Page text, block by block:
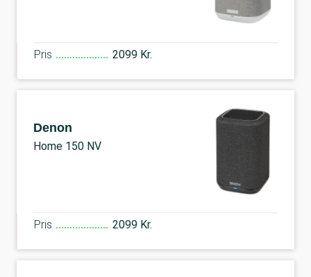
Pris 2099 Kr.
Denon
Home 150 NV
Pris 2099 Kr.